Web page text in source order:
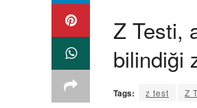
Z Testi,
bilindiği
Tags: z test Z